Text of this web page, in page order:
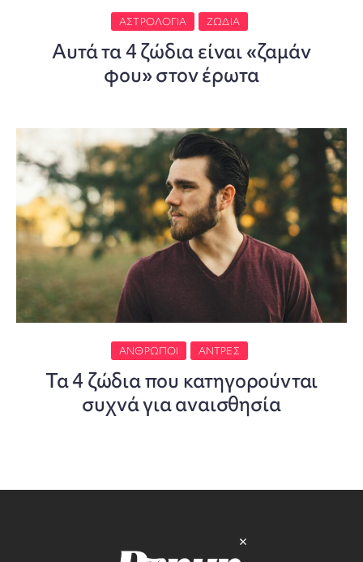
ΑΣΤΡΟΛΟΓΊΑ ΖΏΔΙΑ
Αυτά τα 4 ζώδια είναι «ζαμάν
φου» στον έρωτα
ΆΝΘΡΩΠΟΙ ΆΝΤΡΕΣ
Τα 4 ζώδια που κατηγορούνται
συχνά για αναισθησία